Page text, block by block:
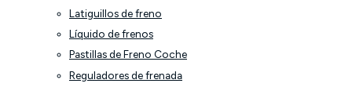
Latiguillos de freno
Líquido de frenos
Pastillas de Freno Coche
Reguladores de frenada